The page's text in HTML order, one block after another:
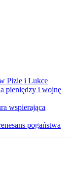
Pizie i Lukce
pieniędzy i wojnę
wspierająca
pogaństwa